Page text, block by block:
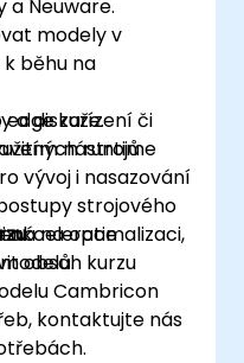
a Neuware.
modely v
běhu na
edge zařízení či
runtime
strojového
akcelerace
a diskuze.
nástrojů
vývoj i nasazování
na optimalizaci,
obsah kurzu
Cambricon
kontaktujte nás